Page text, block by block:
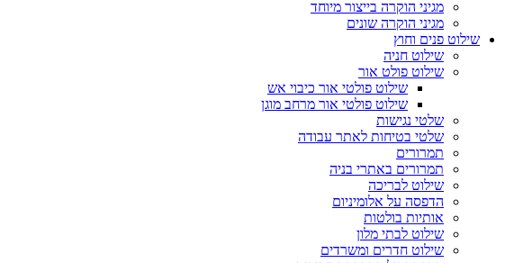
מגיני הוקרה בייצור מיוחד
מגיני הוקרה שונים
שילוט פנים וחוץ
שילוט חניה
שילוט פולט אור
שילוט פולטי אור כיבוי אש
שילוט פולטי אור מרחב מוגן
שלטי נגישות
שלטי בטיחות לאתר עבודה
תמרורים
תמרורים באתרי בניה
שילוט לבריכה
הדפסה על אלומיניום
אותיות בולטות
שילוט לבתי מלון
שילוט חדרים ומשרדים